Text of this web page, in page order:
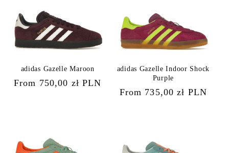
adidas Gazelle Maroon
Regular
From 750,00 zł PLN
adidas Gazelle Indoor Shock
Purple
Regular
From 735,00 zł PLN